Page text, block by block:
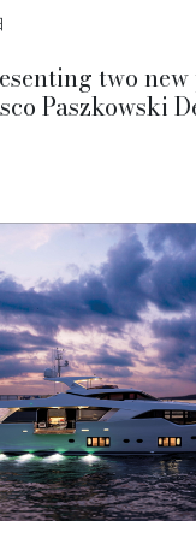
two
Paszkowski